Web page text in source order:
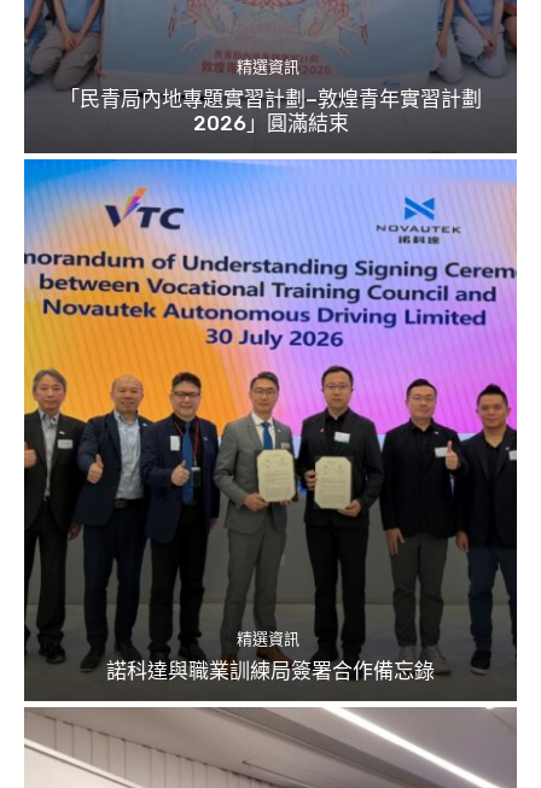
精選資訊
「民青局內地專題實習計劃–敦煌青年實習計劃
2026」圓滿結束
精選資訊
諾科達與職業訓練局簽署合作備忘錄